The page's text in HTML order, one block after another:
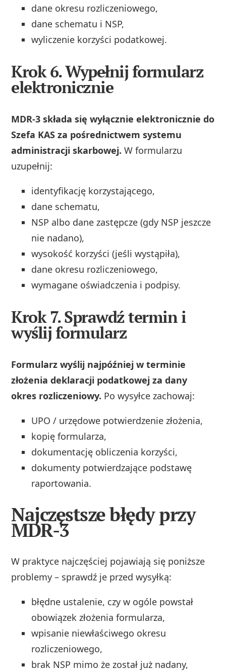
dane okresu rozliczeniowego,
dane schematu i NSP,
wyliczenie korzyści podatkowej.
Krok 6. Wypełnij formularz
elektronicznie
MDR-3 składa się wyłącznie elektronicznie do
Szefa KAS za pośrednictwem systemu
administracji skarbowej. W formularzu
uzupełnij:
identyfikację korzystającego,
dane schematu,
NSP albo dane zastępcze (gdy NSP jeszcze
nie nadano),
wysokość korzyści (jeśli wystąpiła),
dane okresu rozliczeniowego,
wymagane oświadczenia i podpisy.
Krok 7. Sprawdź termin i
wyślij formularz
Formularz wyślij najpóźniej w terminie
złożenia deklaracji podatkowej za dany
okres rozliczeniowy. Po wysyłce zachowaj:
UPO / urzędowe potwierdzenie złożenia,
kopię formularza,
dokumentację obliczenia korzyści,
dokumenty potwierdzające podstawę
raportowania.
Najczęstsze błędy przy
MDR-3
W praktyce najczęściej pojawiają się poniższe
problemy – sprawdź je przed wysyłką:
błędne ustalenie, czy w ogóle powstał
obowiązek złożenia formularza,
wpisanie niewłaściwego okresu
rozliczeniowego,
brak NSP mimo że został już nadany,